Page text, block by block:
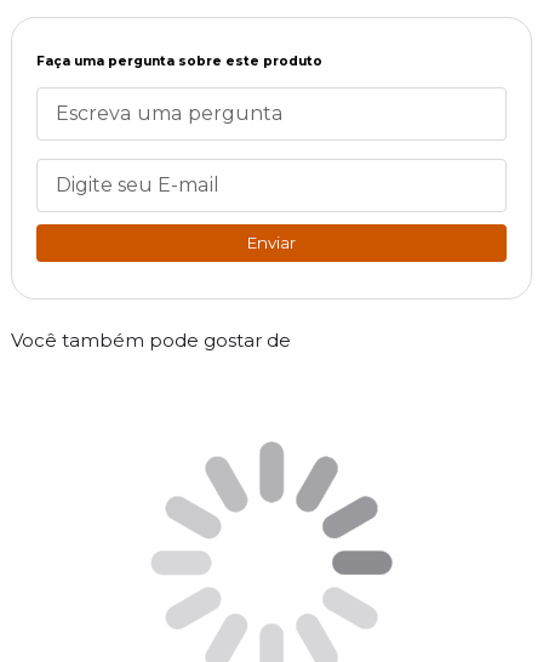
Faça uma pergunta sobre este produto
Enviar
Você também pode gostar de